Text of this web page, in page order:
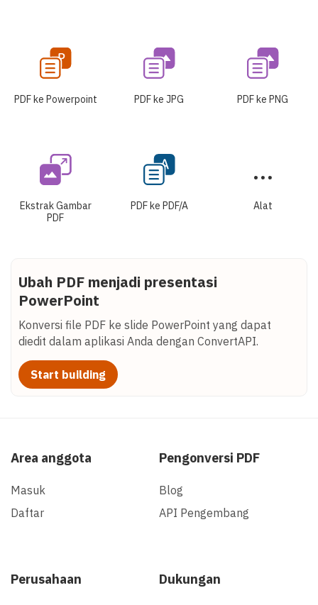
PDF ke Powerpoint PDF ke JPG PDF ke PNG
Ekstrak Gambar
PDF
PDF ke PDF/A Alat
Ubah PDF menjadi presentasi
PowerPoint
Konversi file PDF ke slide PowerPoint yang dapat
diedit dalam aplikasi Anda dengan ConvertAPI.
Start building
Area anggota
Masuk
Daftar
Pengonversi PDF
Blog
API Pengembang
Perusahaan Dukungan